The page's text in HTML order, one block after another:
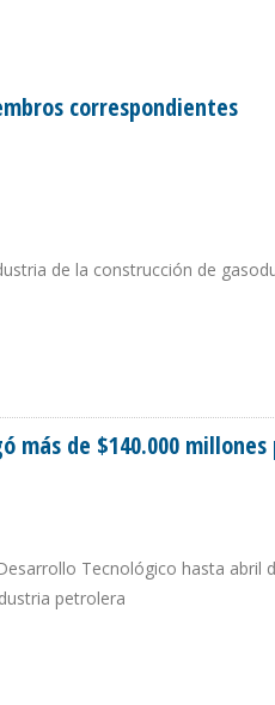
correspondientes
de la construcción de
más de $140.000
Tecnológico hasta abril
petrolera